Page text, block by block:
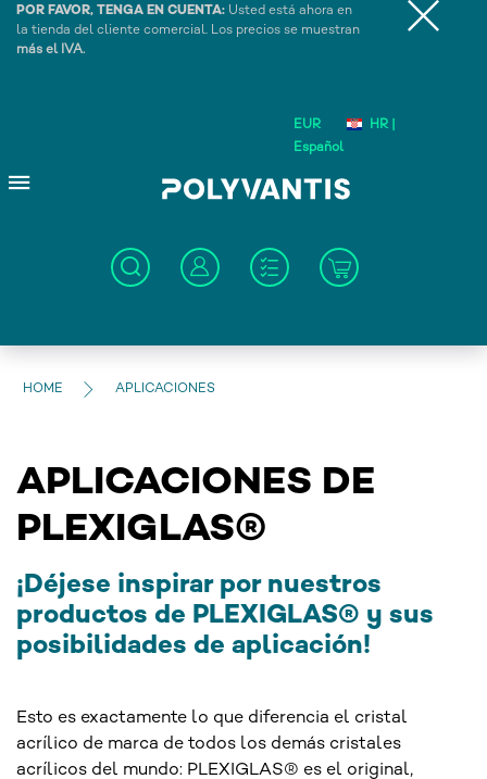
POR FAVOR, TENGA EN CUENTA: Usted está ahora en
la tienda del cliente comercial. Los precios se muestran
más el IVA.
EUR
HR |
Español
HOME APLICACIONES
APLICACIONES DE
PLEXIGLAS®
¡Déjese inspirar por nuestros
productos de PLEXIGLAS® y sus
posibilidades de aplicación!
Esto es exactamente lo que diferencia el cristal
acrílico de marca de todos los demás cristales
acrílicos del mundo: PLEXIGLAS® es el original,